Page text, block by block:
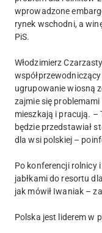
wprowadzone
rynek wschodni, a
PiS.
Włodzimierz
ugrupowanie wiosną
zajmie się
mieszkają i pracują. –
będzie przedstawiał
dla wsi polskiej –
Po konferencji rolnicy
jabłkami do resortu
jak mówił Iwaniak –
Polska jest liderem w